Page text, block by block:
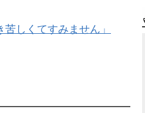
しくてすみません」